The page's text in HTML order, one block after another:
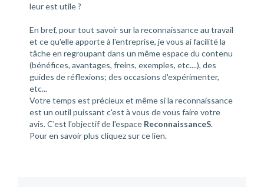
leur est utile ?
En bref, pour tout savoir sur la reconnaissance au travail
et ce qu'elle apporte à l'entreprise, je vous ai facilité la
tâche en regroupant dans un même espace du contenu
(bénéfices, avantages, freins, exemples, etc....), des
guides de réflexions; des occasions d'expérimenter,
etc...
Votre temps est précieux et même si la reconnaissance
est un outil puissant c'est à vous de vous faire votre
avis. C'est l'objectif de l'espace ReconnaissanceS.
Pour en savoir plus cliquez surce lien.